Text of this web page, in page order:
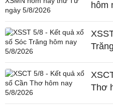
hôm
Thơ